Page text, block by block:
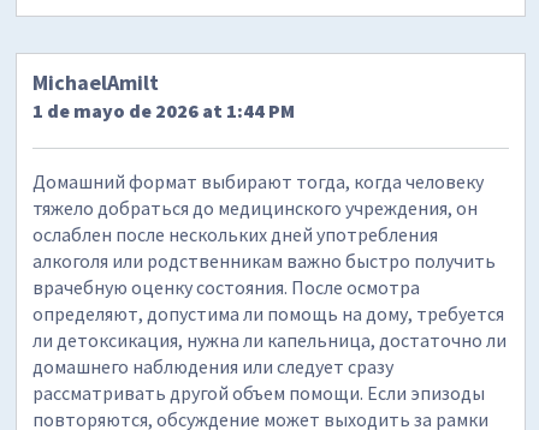
MichaelAmilt
1 de mayo de 2026 at 1:44 PM
Домашний формат выбирают тогда, когда человеку
тяжело добраться до медицинского учреждения, он
ослаблен после нескольких дней употребления
алкоголя или родственникам важно быстро получить
врачебную оценку состояния. После осмотра
определяют, допустима ли помощь на дому, требуется
ли детоксикация, нужна ли капельница, достаточно ли
домашнего наблюдения или следует сразу
рассматривать другой объем помощи. Если эпизоды
повторяются, обсуждение может выходить за рамки